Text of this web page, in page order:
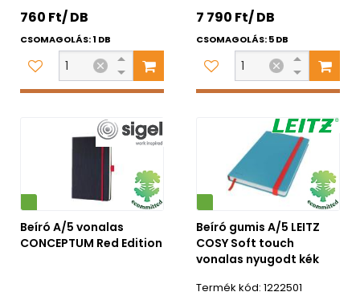
760 Ft/ DB
CSOMAGOLÁS: 1 DB
7 790 Ft/ DB
CSOMAGOLÁS: 5 DB
Beíró A/5 vonalas
CONCEPTUM Red Edition
Környezetbarát
Beíró gumis A/5 LEITZ
COSY Soft touch
vonalas nyugodt kék
1222501